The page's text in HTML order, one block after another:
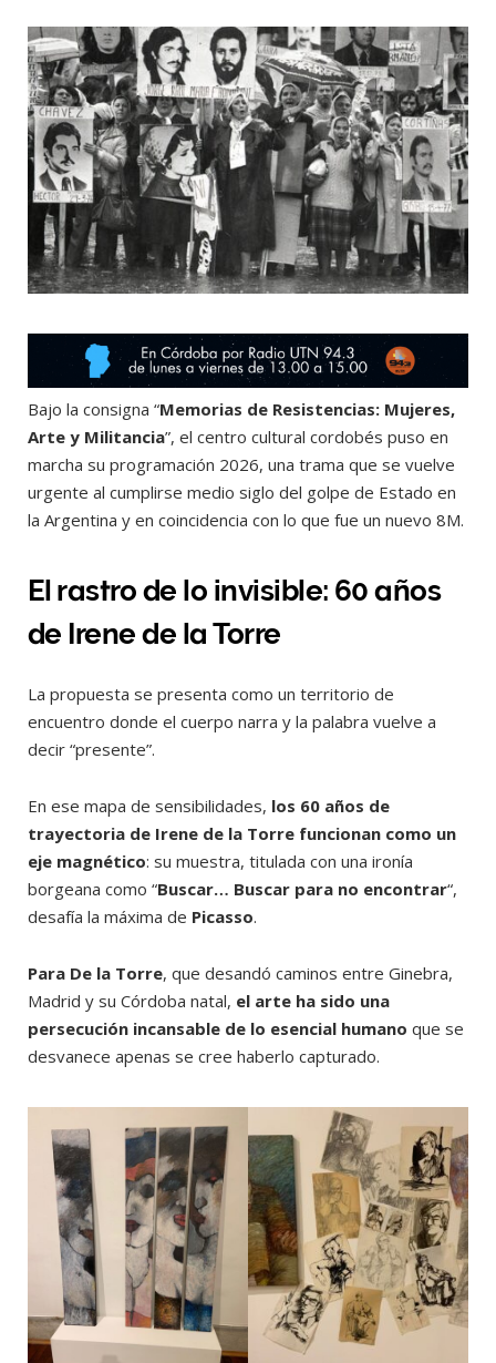
k e
r
)
a
m
Bajo la consigna “Memorias de Resistencias: Mujeres,
Arte y Militancia”, el centro cultural cordobés puso en
marcha su programación 2026, una trama que se vuelve
urgente al cumplirse medio siglo del golpe de Estado en
la Argentina y en coincidencia con lo que fue un nuevo 8M.
El rastro de lo invisible: 60 años
de Irene de la Torre
La propuesta se presenta como un territorio de
encuentro donde el cuerpo narra y la palabra vuelve a
decir “presente”.
En ese mapa de sensibilidades, los 60 años de
trayectoria de Irene de la Torre funcionan como un
eje magnético: su muestra, titulada con una ironía
borgeana como “Buscar… Buscar para no encontrar“,
desafía la máxima de Picasso.
Para De la Torre, que desandó caminos entre Ginebra,
Madrid y su Córdoba natal, el arte ha sido una
persecución incansable de lo esencial humano que se
desvanece apenas se cree haberlo capturado.